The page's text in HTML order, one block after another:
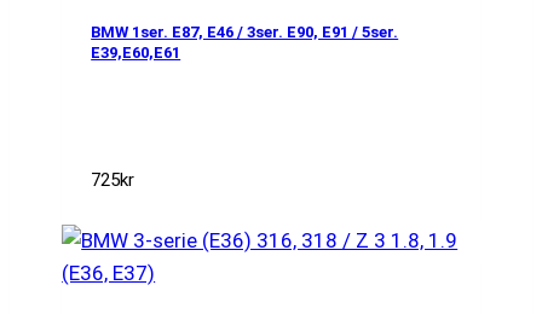
BMW 1ser. E87, E46 / 3ser. E90, E91 / 5ser.
E39,E60,E61
725kr